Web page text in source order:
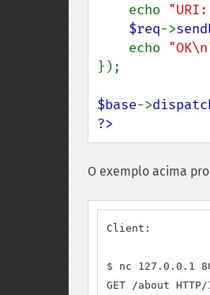
    echo
$req->
    echo
});
$base->
?>
O exemplo acima
Client:
$ nc 127.0.0.1
GET /about